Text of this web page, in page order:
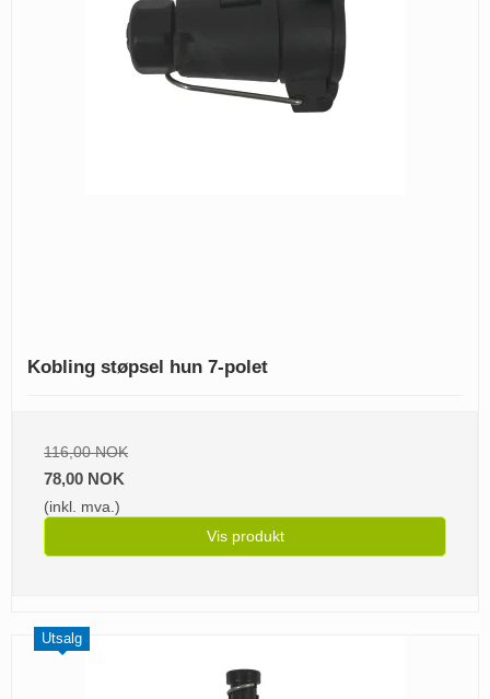
Kobling støpsel hun 7-polet
116,00 NOK
78,00 NOK
(inkl. mva.)
Vis produkt
Utsalg